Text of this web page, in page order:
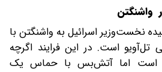
واشنگتن
نخست‌وزیر اسرائیل به واشنگتن با
است. در این فرایند اگرچه
است اما آتش‌بس با حماس یک